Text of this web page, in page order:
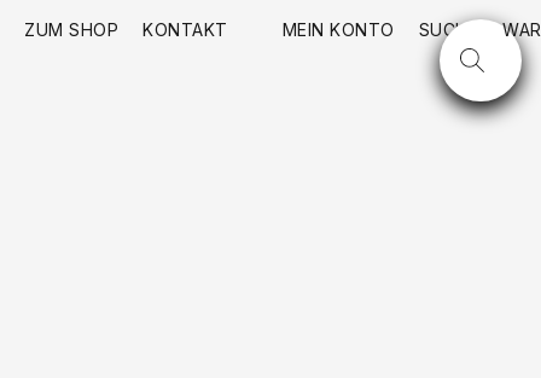
ZUM SHOP KONTAKT MEIN KONTO SUCHE